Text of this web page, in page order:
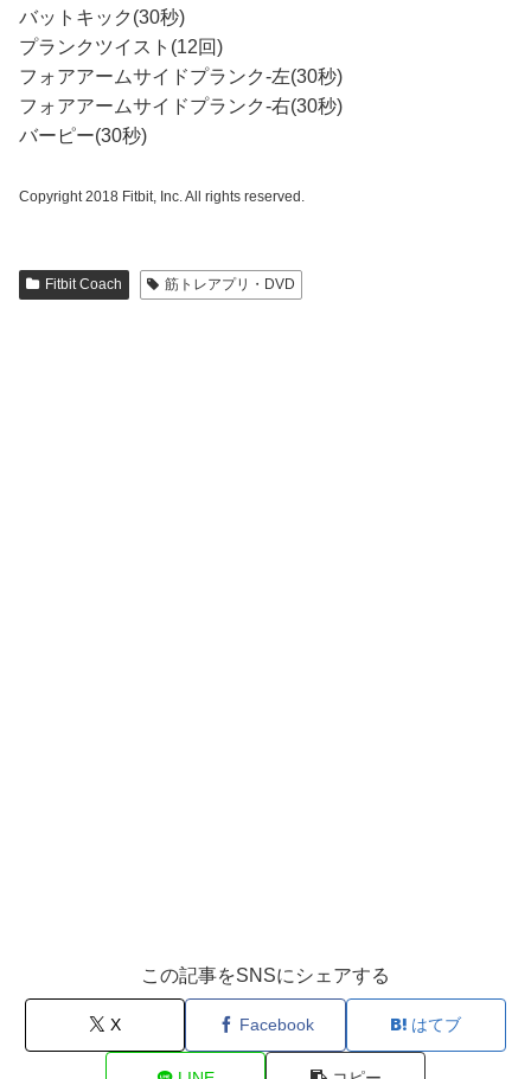
バットキック(30秒)
プランクツイスト(12回)
フォアアームサイドプランク-左(30秒)
フォアアームサイドプランク-右(30秒)
バーピー(30秒)
Copyright 2018 Fitbit, Inc. All rights reserved.
Fitbit Coach 筋トレアプリ・DVD
この記事をSNSにシェアする
X Facebook はてブ